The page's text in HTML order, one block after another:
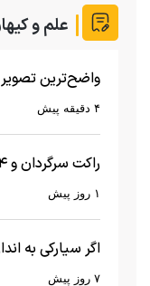
علم و
واضح‌ترین
۴ دقیقه پیش
هشت هزار و ۶۹۰ کیلومتر در ساعت به ماه برخورد کرد۱ روز پیش
اگر سیارکی به
چه اتفاقی می‌افتد؟
۷ روز پیش